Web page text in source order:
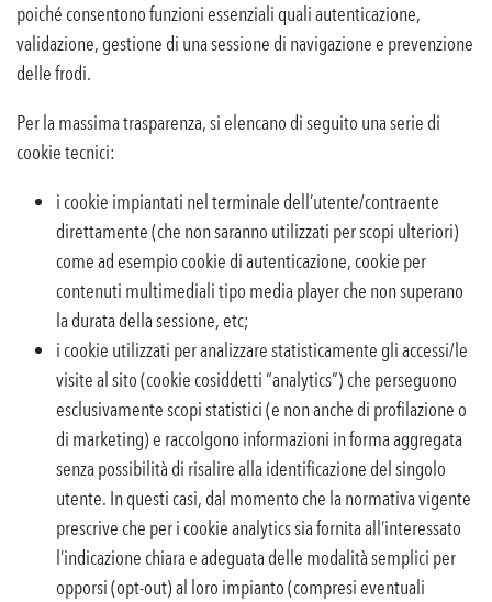
poiché consentono funzioni essenziali quali autenticazione,
validazione, gestione di una sessione di navigazione e prevenzione
delle frodi.
Per la massima trasparenza, si elencano di seguito una serie di
cookie tecnici:
i cookie impiantati nel terminale dell’utente/contraente
direttamente (che non saranno utilizzati per scopi ulteriori)
come ad esempio cookie di autenticazione, cookie per
contenuti multimediali tipo media player che non superano
la durata della sessione, etc;
i cookie utilizzati per analizzare statisticamente gli accessi/le
visite al sito (cookie cosiddetti “analytics”) che perseguono
esclusivamente scopi statistici (e non anche di profilazione o
di marketing) e raccolgono informazioni in forma aggregata
senza possibilità di risalire alla identificazione del singolo
utente. In questi casi, dal momento che la normativa vigente
prescrive che per i cookie analytics sia fornita all’interessato
l’indicazione chiara e adeguata delle modalità semplici per
opporsi (opt-out) al loro impianto (compresi eventuali